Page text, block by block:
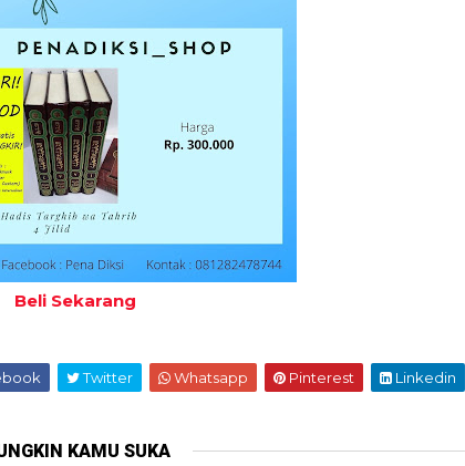
Beli Sekarang
Twitter Whatsapp Pinterest Linkedin
KAMU SUKA